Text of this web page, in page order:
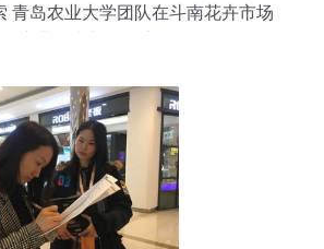
青岛农业大学团队在斗南花卉市场